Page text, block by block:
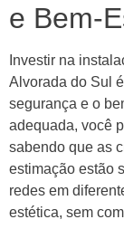
e Bem-
Investir na
Alvorada do Sul
segurança e o
adequada, você
sabendo que as
estimação estão
redes em
estética, sem